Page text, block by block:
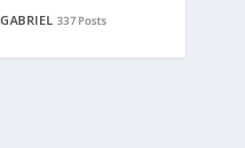
GABRIEL 337 Posts